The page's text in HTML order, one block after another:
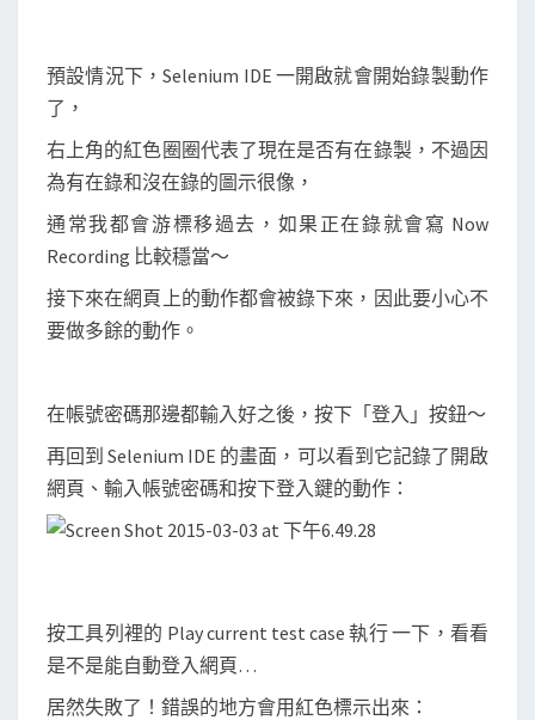
預設情況下，Selenium IDE 一開啟就會開始錄製動作
了，
右上角的紅色圈圈代表了現在是否有在錄製，不過因
為有在錄和沒在錄的圖示很像，
通常我都會游標移過去，如果正在錄就會寫 Now
Recording 比較穩當～
接下來在網頁上的動作都會被錄下來，因此要小心不
要做多餘的動作。
在帳號密碼那邊都輸入好之後，按下「登入」按鈕～
再回到 Selenium IDE 的畫面，可以看到它記錄了開啟
網頁、輸入帳號密碼和按下登入鍵的動作：
按工具列裡的 Play current test case 執行 一下，看看
是不是能自動登入網頁…
居然失敗了！錯誤的地方會用紅色標示出來：